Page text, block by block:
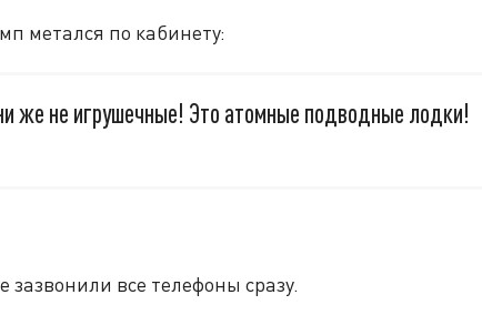
метался по кабинету:
же не игрушечные! Это атомные подводные лодки!
зазвонили все телефоны сразу.